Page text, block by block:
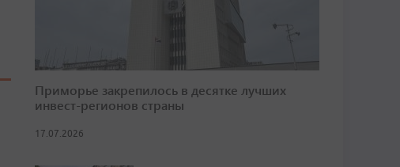
Приморье закрепилось в десятке лучших
инвест-регионов страны
17.07.2026